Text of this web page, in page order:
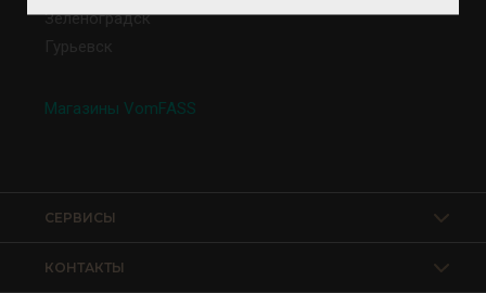
Зеленоградск
Гурьевск
Магазины VomFASS
КОНТАКТЫ
СЕРВИСЫ